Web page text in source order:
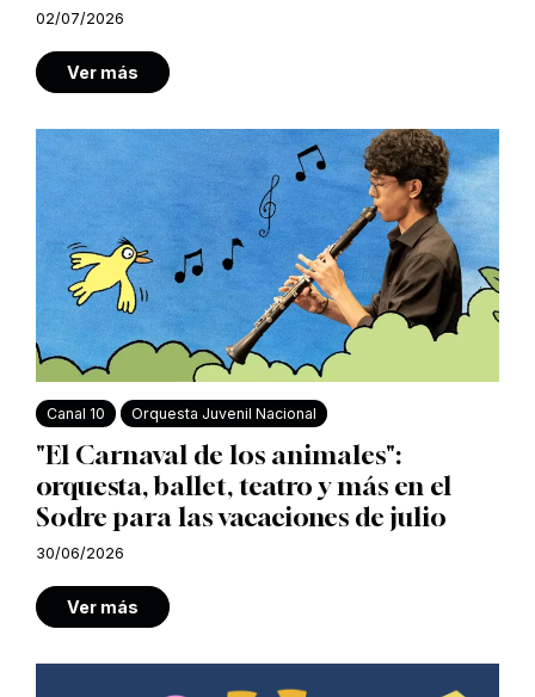
02/07/2026
Ver más
Canal 10 Orquesta Juvenil Nacional
"El Carnaval de los animales":
orquesta, ballet, teatro y más en el
Sodre para las vacaciones de julio
30/06/2026
Ver más